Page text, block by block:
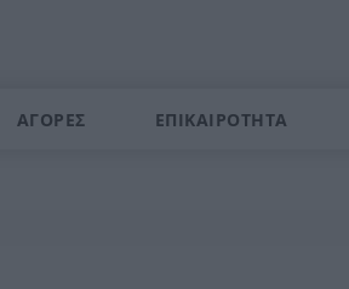
ΑΓΟΡΕΣ ΕΠΙΚΑΙΡΟΤΗΤΑ